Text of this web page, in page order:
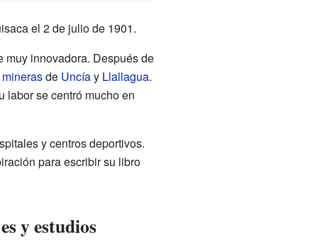
el 2 de julio de 1901.
muy innovadora. Después de
de Uncíay Llallagua.
labor se centró mucho en
y centros deportivos.
para escribir su libro
y estudios